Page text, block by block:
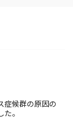
症候群の原因の
。